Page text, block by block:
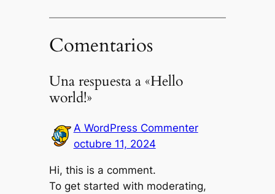
Comentarios
Una respuesta a «Hello
world!»
A WordPress Commenter
octubre 11, 2024
Hi, this is a comment.
To get started with moderating,